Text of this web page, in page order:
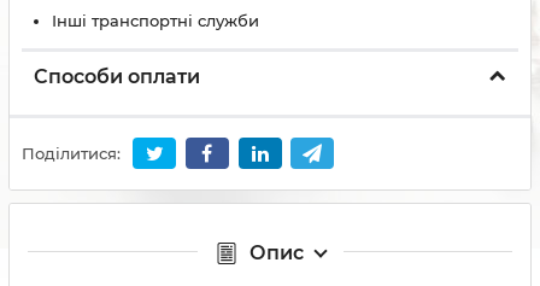
Інші транспортні служби
Способи оплати
Поділитися:
Опис